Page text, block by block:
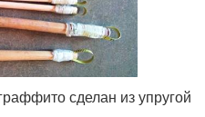
сделан из упругой